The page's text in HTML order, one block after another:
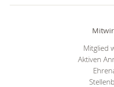
Mitglied
Aktiven